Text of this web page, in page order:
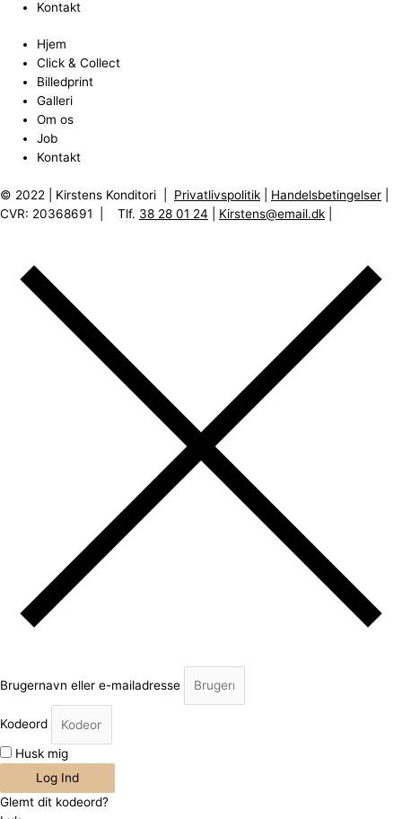
Kontakt
Hjem
Click & Collect
Billedprint
Galleri
Om os
Job
Kontakt
© 2022 | Kirstens Konditori | Privatlivspolitik Handelsbetingelser
CVR: 20368691 | Tlf. 38 28 01 24 Kirstens@email.dk
Brugernavn eller e-mailadresse
Kodeord
Husk mig
Log Ind
Glemt dit kodeord?